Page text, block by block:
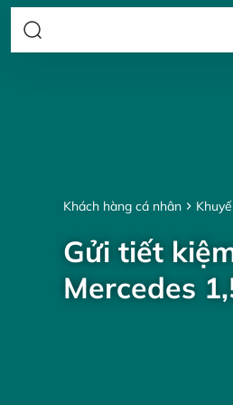
Khách hàng cá nhân
Gửi tiết
Mercedes